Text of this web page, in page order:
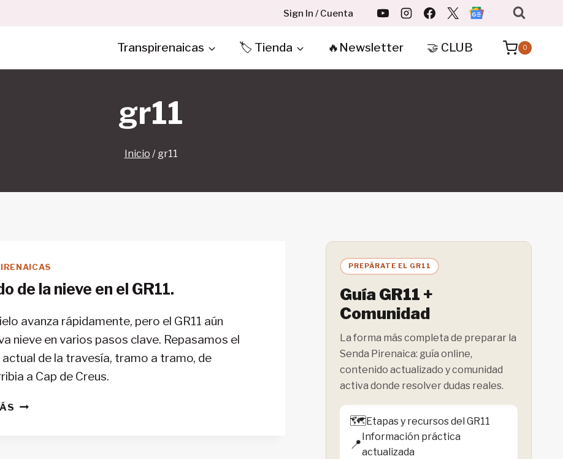
Sign In / Cuenta
Transpirenaicas 🏷️ Tienda 🔥Newsletter 🤝 CLUB 0
gr11
Inicio / gr11
de la nieve en el GR11.
avanza rápidamente, pero el GR11 aún
nieve en varios pasos clave. Repasamos el
de la travesía, tramo a tramo, de
a Cap de Creus.
ESTADO
PREPÁRATE EL GR11
Guía GR11 +
Comunidad
La forma más completa de preparar la
Senda Pirenaica: guía online,
contenido actualizado y comunidad
activa donde resolver dudas reales.
🗺️Etapas y recursos del GR11
📍
Información práctica
actualizada